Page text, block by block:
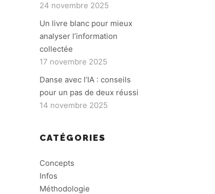
24 novembre 2025
Un livre blanc pour mieux
analyser l’information
collectée
17 novembre 2025
Danse avec l’IA : conseils
pour un pas de deux réussi
14 novembre 2025
CATÉGORIES
Concepts
Infos
Méthodologie